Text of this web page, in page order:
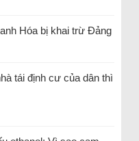
Hóa bị khai trừ Đảng
tái định cư của dân thì